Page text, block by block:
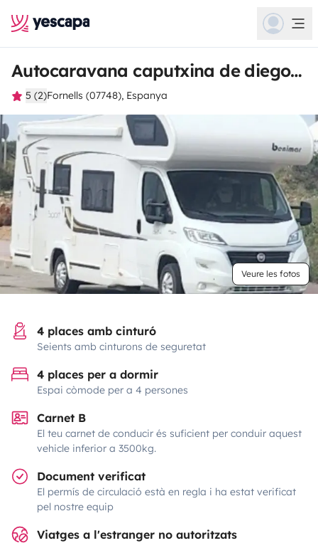
Autocaravana caputxina de diego ariel
5 (2)Fornells (07748), Espanya
Veure les fotos
4 places amb cinturó
Seients amb cinturons de seguretat
4 places per a dormir
Espai còmode per a 4 persones
Carnet B
El teu carnet de conducir és suficient per conduir aquest
vehicle inferior a 3500kg.
Document verificat
El permís de circulació està en regla i ha estat verificat
pel nostre equip
Viatges a l'estranger no autoritzats